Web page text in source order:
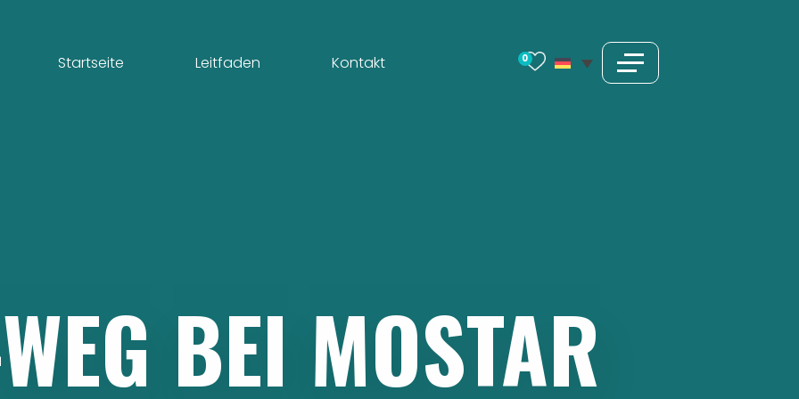
Startseite Leitfaden Kontakt 0
BEI MOSTAR